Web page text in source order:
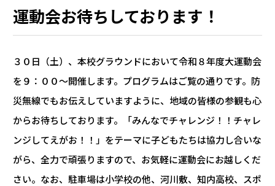
運動会お待ちしております！
３０日（土）、本校グラウンドにおいて令和８年度大運動会
を９：００～開催します。プログラムはご覧の通りです。防
災無線でもお伝えしていますように、地域の皆様の参観も心
からお待ちしております。「みんなでチャレンジ！！チャレ
ンジしてえがお！！」をテーマに子どもたちは協力し合いな
がら、全力で頑張りますので、お気軽に運動会にお越しくだ
さい。なお、駐車場は小学校の他、河川敷、知内高校、スポ